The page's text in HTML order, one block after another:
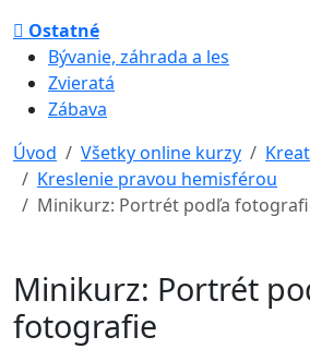
Ostatné
Bývanie, záhrada a les
Zvieratá
Zábava
Úvod
Všetky online kurzy
Kreslenie pravou hemisférou
Minikurz: Portrét podľa
Minikurz: Portrét
fotografie